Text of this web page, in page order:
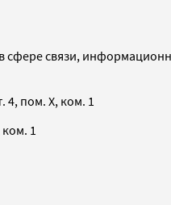
сфере связи,
4, пом. X, ком. 1
1